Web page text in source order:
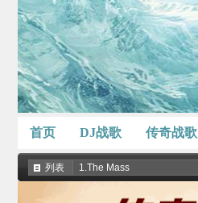
首页 DJ战歌 传奇战歌